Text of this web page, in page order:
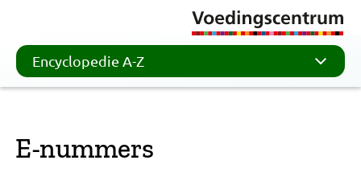
Encyclopedie A-Z
E-nummers